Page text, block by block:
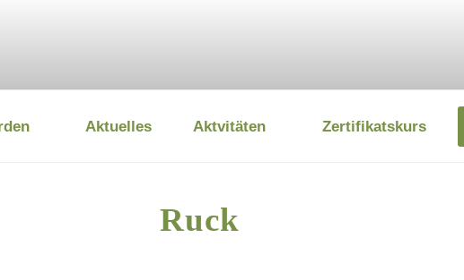
UMWELTSTIFTUNG
Aktuelles Aktvitäten Zertifikatskurs
Ruck